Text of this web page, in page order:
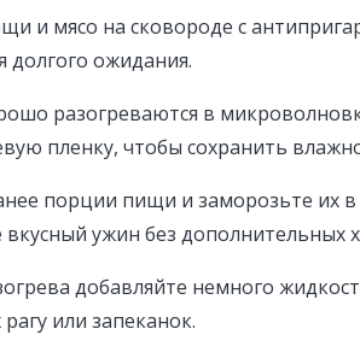
и мясо на сковороде с
долгого ожидания.
разогреваются в
пленку, чтобы сохранить
порции пищи и заморозьте их
вкусный ужин без дополнительных
добавляйте немного
или запеканок.